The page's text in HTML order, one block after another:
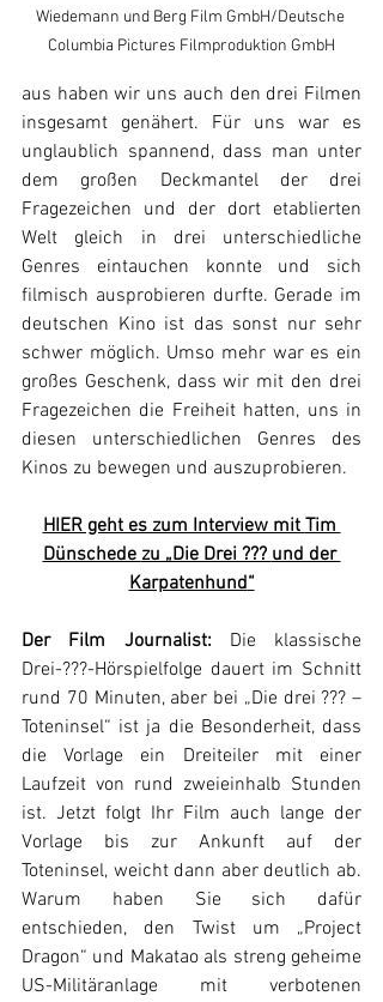
Wiedemann und Berg Film GmbH/Deutsche
Columbia Pictures Filmproduktion GmbH
aus haben wir uns auch den drei Filmen
insgesamt genähert. Für uns war es
unglaublich spannend, dass man unter
dem großen Deckmantel der drei
Fragezeichen und der dort etablierten
Welt gleich in drei unterschiedliche
Genres eintauchen konnte und sich
filmisch ausprobieren durfte. Gerade im
deutschen Kino ist das sonst nur sehr
schwer möglich. Umso mehr war es ein
großes Geschenk, dass wir mit den drei
Fragezeichen die Freiheit hatten, uns in
diesen unterschiedlichen Genres des
Kinos zu bewegen und auszuprobieren.
HIER geht es zum Interview mit Tim
Dünschede zu „Die Drei ??? und der
Karpatenhund“
Der Film Journalist: Die klassische
Drei-???-Hörspielfolge dauert im Schnitt
rund 70 Minuten, aber bei „Die drei ??? –
Toteninsel“ ist ja die Besonderheit, dass
die Vorlage ein Dreiteiler mit einer
Laufzeit von rund zweieinhalb Stunden
ist. Jetzt folgt Ihr Film auch lange der
Vorlage bis zur Ankunft auf der
Toteninsel, weicht dann aber deutlich ab.
Warum haben Sie sich dafür
entschieden, den Twist um „Project
Dragon“ und Makatao als streng geheime
US-Militäranlage mit verbotenen